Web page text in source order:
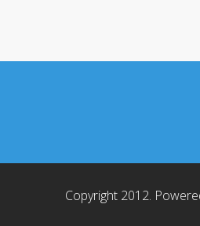
Copyright 2012.